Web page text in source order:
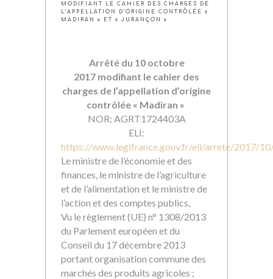
MODIFIANT LE CAHIER DES CHARGES DE
L’APPELLATION D’ORIGINE CONTRÔLÉE «
MADIRAN » ET « JURANÇON »
Arrêté du 10 octobre
2017 modifiant le cahier des
charges de l’appellation d’origine
contrôlée « Madiran »
NOR: AGRT1724403A
ELI:
https://www.legifrance.gouv.fr/eli/arrete/2017/
Le ministre de l’économie et des
finances, le ministre de l’agriculture
et de l’alimentation et le ministre de
l’action et des comptes publics,
Vu le règlement (UE) n° 1308/2013
du Parlement européen et du
Conseil du 17 décembre 2013
portant organisation commune des
marchés des produits agricoles ;